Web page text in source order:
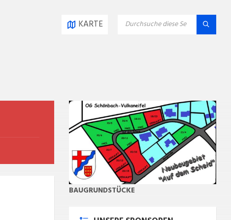
KARTE SEARCH:
BAUGRUNDSTÜCKE